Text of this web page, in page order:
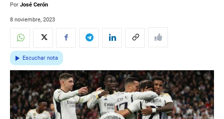
Por José Cerón
8 noviembre, 2023
Escuchar nota